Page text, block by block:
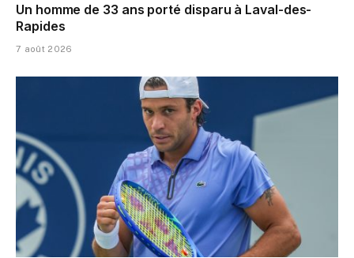
Un homme de 33 ans porté disparu à Laval-des-
Rapides
7 août 2026